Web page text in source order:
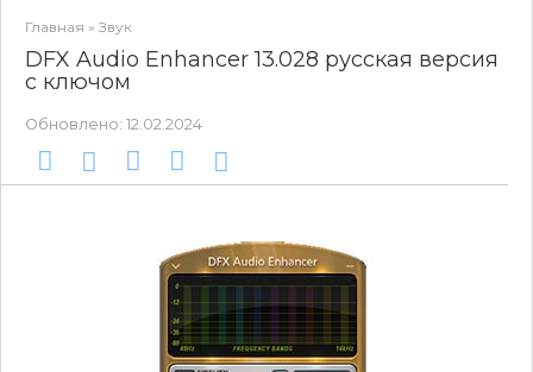
Главная » Звук
DFX Audio Enhancer 13.028 русская версия
c ключом
Обновлено: 12.02.2024